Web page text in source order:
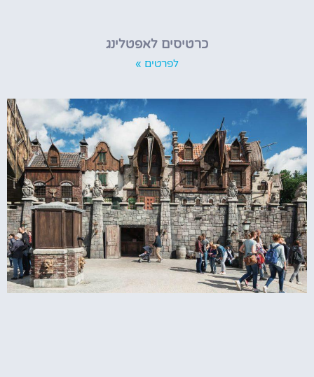
כרטיסים לאפטלינג
לפרטים »